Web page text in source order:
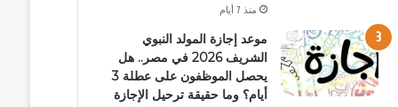
منذ 7 أيام
موعد إجازة المولد النبوي
الشريف 2026 في مصر.. هل
يحصل الموظفون على عطلة 3
أيام؟ وما حقيقة ترحيل الإجازة